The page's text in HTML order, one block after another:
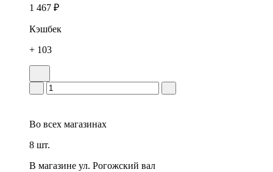
1 467 ₽
Кэшбек
+ 103
Во всех магазинах
8 шт.
В магазине ул. Рогожский вал